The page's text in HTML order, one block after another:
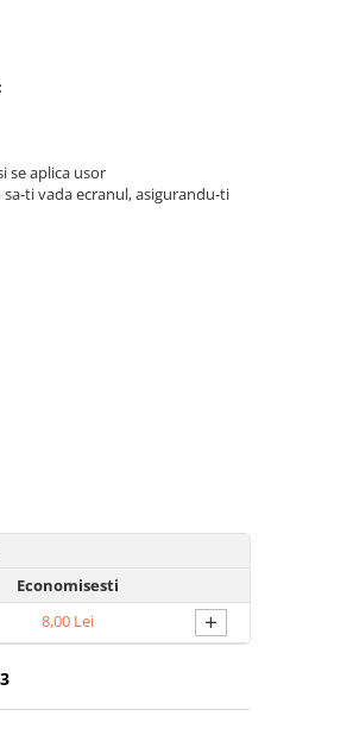
se aplica usor
ti vada ecranul, asigurandu-ti
Economisesti
8,00 Lei +